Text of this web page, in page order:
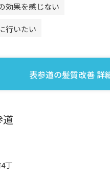
効果を感じない
行いたい
表参道の髪質改善 詳
道
丁